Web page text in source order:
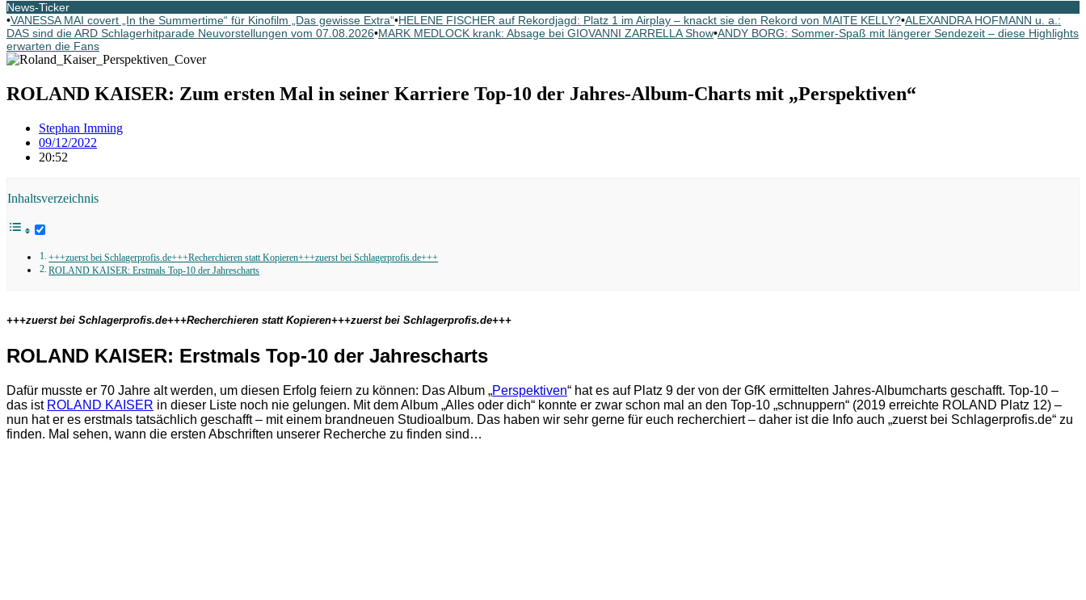
News-Ticker
•VANESSA MAI covert „In the Summertime“ für Kinofilm „Das gewisse Extra“•HELENE FISCHER auf Rekordjagd: Platz 1 im Airplay – knackt sie den Rekord von MAITE KELLY?•ALEXANDRA HOFMANN u. a.:
DAS sind die ARD Schlagerhitparade Neuvorstellungen vom 07.08.2026•MARK MEDLOCK krank: Absage bei GIOVANNI ZARRELLA Show•ANDY BORG: Sommer-Spaß mit längerer Sendezeit – diese Highlights
erwarten die Fans
ROLAND KAISER: Zum ersten Mal in seiner Karriere Top-10 der Jahres-Album-Charts mit „Perspektiven“
Stephan Imming
09/12/2022
20:52
Inhaltsverzeichnis
+++zuerst bei Schlagerprofis.de+++Recherchieren statt Kopieren+++zuerst bei Schlagerprofis.de+++
ROLAND KAISER: Erstmals Top-10 der Jahrescharts
+++zuerst bei Schlagerprofis.de+++Recherchieren statt Kopieren+++zuerst bei Schlagerprofis.de+++
ROLAND KAISER: Erstmals Top-10 der Jahrescharts
Dafür musste er 70 Jahre alt werden, um diesen Erfolg feiern zu können: Das Album „Perspektiven“ hat es auf Platz 9 der von der GfK ermittelten Jahres-Albumcharts geschafft. Top-10 –
das ist ROLAND KAISER in dieser Liste noch nie gelungen. Mit dem Album „Alles oder dich“ konnte er zwar schon mal an den Top-10 „schnuppern“ (2019 erreichte ROLAND Platz 12) –
nun hat er es erstmals tatsächlich geschafft – mit einem brandneuen Studioalbum. Das haben wir sehr gerne für euch recherchiert – daher ist die Info auch „zuerst bei Schlagerprofis.de“ zu
finden. Mal sehen, wann die ersten Abschriften unserer Recherche zu finden sind…